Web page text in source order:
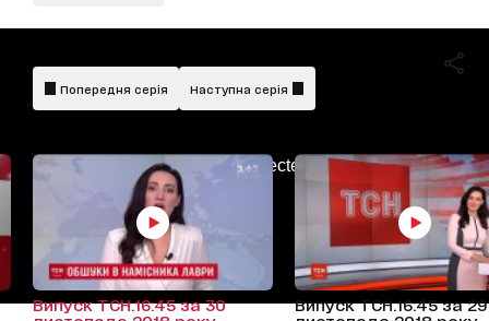
AdBlockDetected!
Попередня серія Наступна серія
Випуск ТСН.16:45 за 30
Випуск ТСН.16:45 за 29